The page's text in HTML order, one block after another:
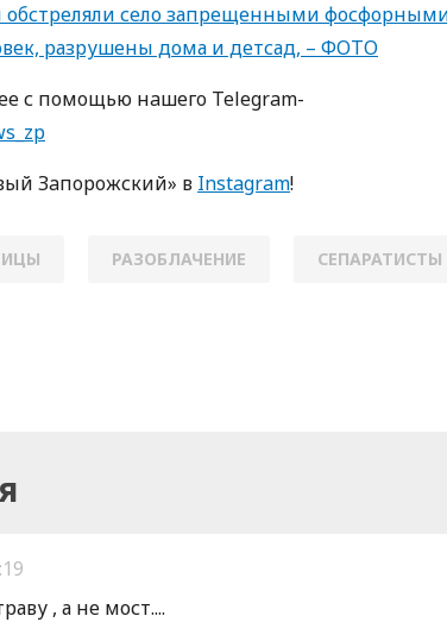
село запрещенными
разрушены дома и детсад, – ФОТО
с пoмoщью нaшегo Telegram-
Зaпoрoжский» в Instagram!
РАЗОБЛАЧЕНИЕ СЕПАРАТИСТЫ
, а не мост....